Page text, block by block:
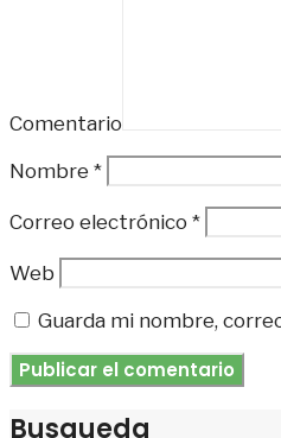
Comentario
Nombre *
Correo electrónico *
Web
Guarda mi nombre,
Busqueda